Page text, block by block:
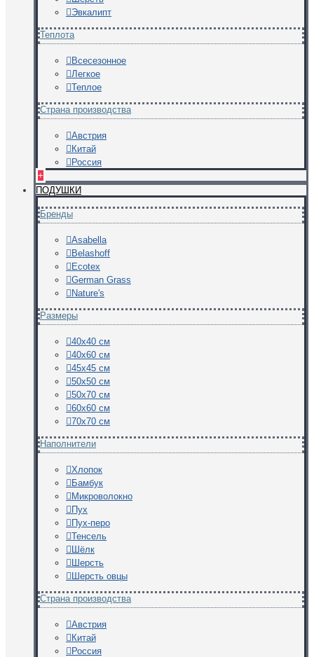
Эвкалипт
Теплота
Всесезонное
Легкое
Теплое
Страна производства
Австрия
Китай
Россия
+
ПОДУШКИ
Бренды
Asabella
Belashoff
Ecotex
German Grass
Nature's
Размеры
40х40 см
40х60 см
45х45 см
50х50 см
50х70 см
60х60 см
70х70 см
Наполнители
Хлопок
Бамбук
Микроволокно
Пух
Пух-перо
Тенсель
Шёлк
Шерсть
Шерсть овцы
Страна производства
Австрия
Китай
Россия